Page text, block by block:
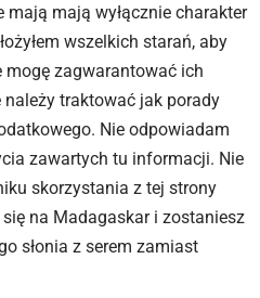
mają wyłącznie charakter
wszelkich starań, aby
mogę zagwarantować ich
traktować jak porady
Nie odpowiadam
zawartych tu informacji. Nie
skorzystania z tej strony
na Madagaskar i zostaniesz
słonia z serem zamiast